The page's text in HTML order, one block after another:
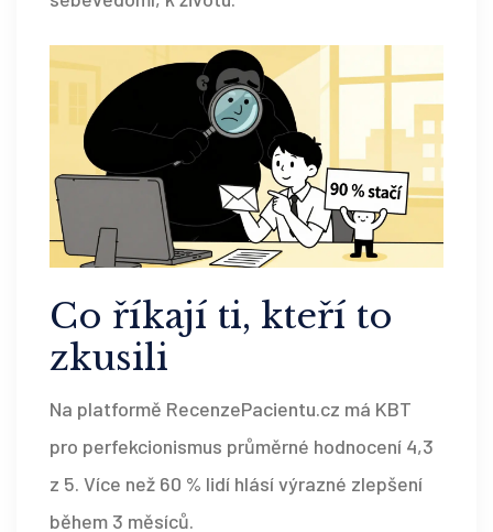
Co říkají ti, kteří to
zkusili
Na platformě RecenzePacientu.cz má KBT
pro perfekcionismus průměrné hodnocení 4,3
z 5. Více než 60 % lidí hlásí výrazné zlepšení
během 3 měsíců.